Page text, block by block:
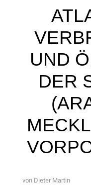
UND
DER
von Dieter Martin